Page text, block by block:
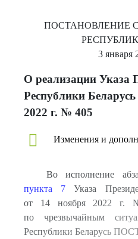
ПОСТАНОВЛЕНИЕ
3 января
О реализации Указа
Республики
2022 г. № 405
Изменения и
Во исполнение
пункта 7 Указа
от 14 ноября 2022 г.
по чрезвычайным
Республики Беларусь